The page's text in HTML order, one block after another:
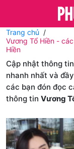
Trang chủ
Vương Tổ Hiền -
Hiền
Cập nhật thông
nhanh nhất và
các bạn đón đọc
thông tin Vương